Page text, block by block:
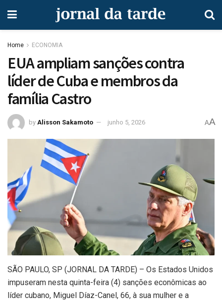
Home ECONOMIA
EUA ampliam sanções contra
líder de Cuba e membros da
família Castro
by Alisson Sakamoto junho 5, 2026 AA
SÃO PAULO, SP (JORNAL DA TARDE) – Os Estados Unidos
impuseram nesta quinta-feira (4) sanções econômicas ao
líder cubano, Miguel Díaz-Canel, 66, à sua mulher e a